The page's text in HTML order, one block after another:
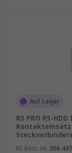
Auf Lager
RS PRO RS-
Kontakteinsatz
RS Best.-Nr. 208-